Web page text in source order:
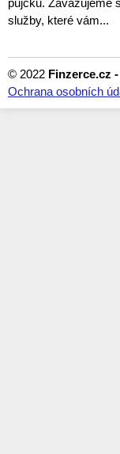
služby, které vám...
© 2022 Finzerce.cz
Ochrana osobních